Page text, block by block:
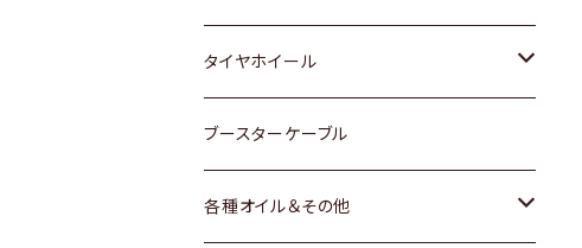
スバル
レクサス
三菱
スバル
ダイハツ
マツダ
三菱
ダイハツ
スバル
日産
ダイハツ
マツダ
日産
ダイハツ
マツダ
マツダ
タイヤホイール
トヨタ
ホンダ
ブースターケーブル
各種オイル＆その他